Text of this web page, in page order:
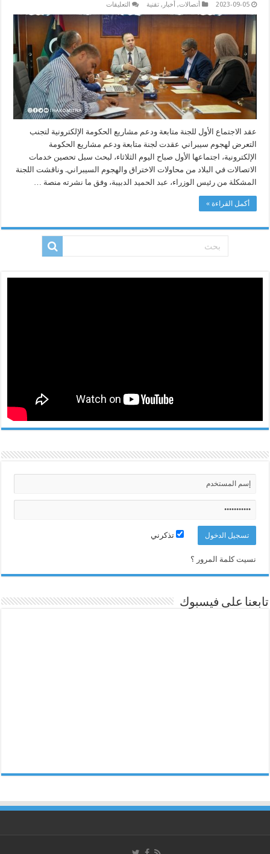
2023-09-05 أتصالات, أخبار ,تقنية التعليقات
الاجتماع
الأول
للجنة
متابعة
ودعم
مشاريع
الحكومة
الإلكترونية
لتجنب
التعرض
لهجوم
سيبراني
مغلقة
عقد الاجتماع الأول للجنة متابعة ودعم مشاريع الحكومة الإلكترونية لتجنب
التعرض لهجوم سيبراني عقدت لجنة متابعة ودعم مشاريع الحكومة
الإلكترونية، اجتماعها الأول صباح اليوم الثلاثاء، لبحث سبل تحصين خدمات
الاتصالات في البلاد من محاولات الاختراق والهجوم السيبراني. وناقشت اللجنة
المشكلة من رئيس الوزراء، عبد الحميد الدبيبة، وفق ما نشرته منصة …
أكمل القراءة »
تذكرني
نسيت كلمة المرور ؟
تابعنا على فيسبوك